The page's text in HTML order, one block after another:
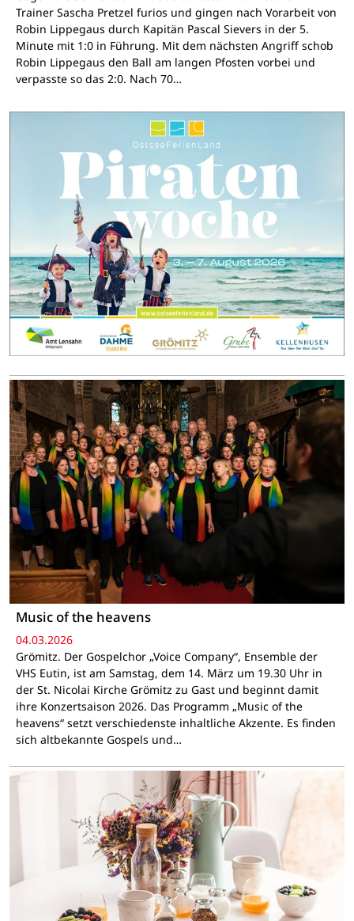
Trainer Sascha Pretzel furios und gingen nach Vorarbeit von
Robin Lippegaus durch Kapitän Pascal Sievers in der 5.
Minute mit 1:0 in Führung. Mit dem nächsten Angriff schob
Robin Lippegaus den Ball am langen Pfosten vorbei und
verpasste so das 2:0. Nach 70…
Music of the heavens
04.03.2026
Grömitz. Der Gospelchor „Voice Company“, Ensemble der
VHS Eutin, ist am Samstag, dem 14. März um 19.30 Uhr in
der St. Nicolai Kirche Grömitz zu Gast und beginnt damit
ihre Konzertsaison 2026. Das Programm „Music of the
heavens“ setzt verschiedenste inhaltliche Akzente. Es finden
sich altbekannte Gospels und…